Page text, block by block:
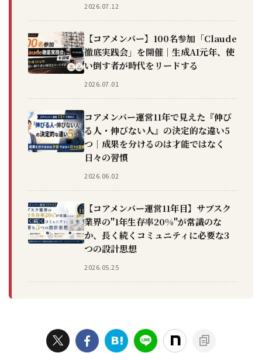
2026.07.12
【コアメンバー】100名参加「Claude
徹底実践会」を開催｜生成AI元年、使
い倒す者が時代をリードする
2026.07.01
コアメンバー運営11年で見えた『伸び
る人・伸びない人』の決定的な違い5
つ｜成果を分けるのは才能ではなく
日々の習慣
2026.06.02
【コアメンバー運営11年目】サブスク
業界の"1年生存率20%"が常識のな
か、長く続くコミュニティに必要な3
つの設計思想
2026.05.25